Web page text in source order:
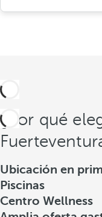
¿Por qué
Ubicación en
Piscinas
Centro Wellness